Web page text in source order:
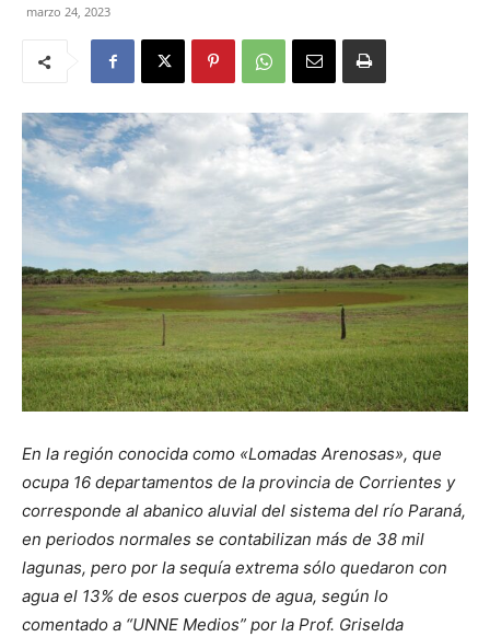
marzo 24, 2023
En la región conocida como «Lomadas Arenosas», que
ocupa 16 departamentos de la provincia de Corrientes y
corresponde al abanico aluvial del sistema del río Paraná,
en periodos normales se contabilizan más de 38 mil
lagunas, pero por la sequía extrema sólo quedaron con
agua el 13% de esos cuerpos de agua, según lo
comentado a “UNNE Medios” por la Prof. Griselda